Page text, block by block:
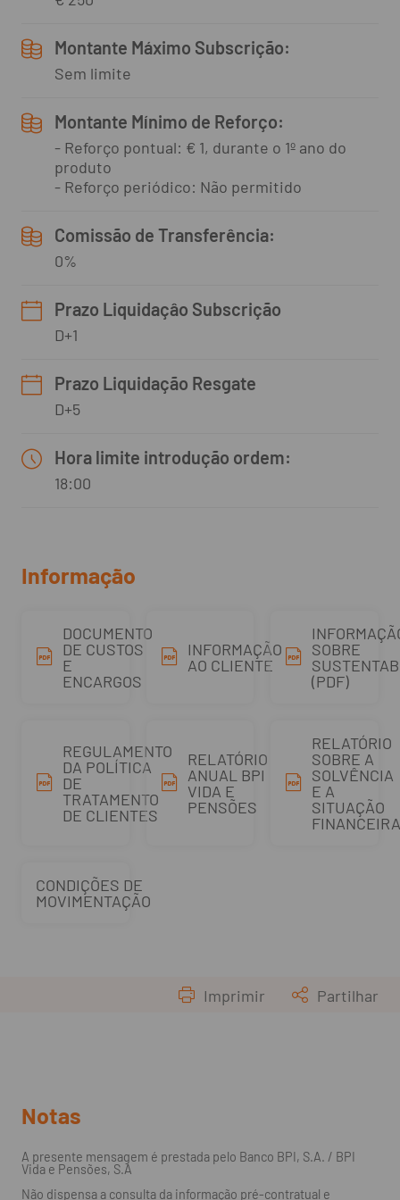
Montante Máximo Subscrição:
Sem limite
Montante Mínimo de Reforço:
- Reforço pontual: € 1, durante o 1º ano do
produto
- Reforço periódico: Não permitido
Comissão de Transferência:
0%
Prazo Liquidaçâo Subscrição
D+1
Prazo Liquidação Resgate
D+5
Hora limite introdução ordem:
18:00
Informação
DOCUMENTO
DE CUSTOS
E
ENCARGOS
INFORMAÇÃO
AO CLIENTE
SOBRE
(PDF)
REGULAMENTO
DA POLÍTICA
DE
TRATAMENTO
DE CLIENTES
RELATÓRIO
ANUAL BPI
VIDA E
PENSÕES
RELATÓRIO
SOBRE A
SOLVÊNCIA
E A
SITUAÇÃO
CONDIÇÕES DE
MOVIMENTAÇÃO
Imprimir Partilhar
Notas
A presente mensagem é prestada pelo Banco BPI, S.A. / BPI
Vida e Pensões, S.A
Não dispensa a consulta da informação pré-contratual e